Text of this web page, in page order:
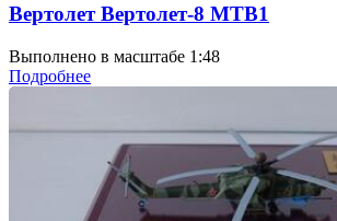
Вертолет Вертолет-8 МТВ1
Выполнено в масштабе 1:48
Подробнее